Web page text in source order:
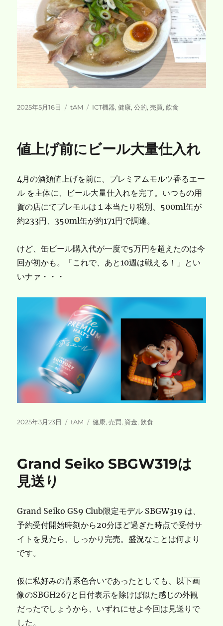
投
2025年5月16日
カ
ー
tAM
タ
ICT機器,健康,公的,売買,飲食
値上げ前にビール大量仕入れ
4月の酒類値上げを前に、プレミアムモルツ香るエー
ル を主体に、ビール大量仕入れを完了。いつもの用
賀の店にてプレモルは１本当たり税別、500ml缶が
約233円、350ml缶が約171円で調達。
けど、缶ビール購入代が一度で5万円を超えたのは今
回が初かも。「これで、あと10週は戦える！」とい
いナァ・・・
投
2025年3月23日
カ
ー
tAM
タ
健康,売買, 資金,飲食
Grand Seiko SBGW319は
見送り
Grand Seiko GS9 Club限定モデル SBGW319 は、
予約受付開始時刻から20分ほど過ぎた時点で受付サ
イトを見たら、しっかり完売。盛況なことは何より
です。
仮に私好みの青系色合いであったとしても、以下画
像のSBGH267と日付表示を除けば似た感じの外観
だったでしょうから、いずれにせよ今回は見送りで
した。